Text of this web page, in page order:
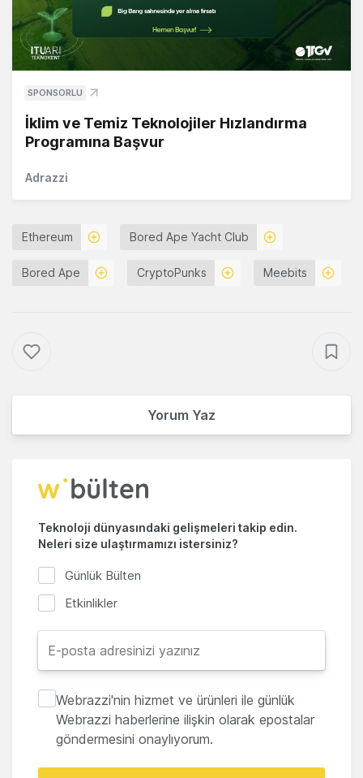
SPONSORLU
İklim ve Temiz Teknolojiler Hızlandırma
Programına Başvur
Adrazzi
Ethereum Bored Ape Yacht Club
Bored Ape CryptoPunks Meebits
Yorum Yaz
Teknoloji dünyasındaki gelişmeleri takip edin.
Neleri size ulaştırmamızı istersiniz?
Günlük Bülten
Etkinlikler
Webrazzi'nin hizmet ve ürünleri ile günlük
Webrazzi haberlerine ilişkin olarak epostalar
göndermesini onaylıyorum.